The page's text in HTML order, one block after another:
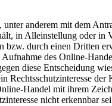
anderem mit dem
Alleinstellung oder in
durch einen Dritten
des Online-
diese Entscheidung
Handel mit ihrem
nicht erkennbar